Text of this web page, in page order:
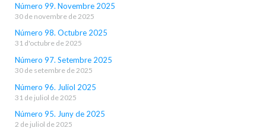
Número 99. Novembre 2025
30 de novembre de 2025
Número 98. Octubre 2025
31 d'octubre de 2025
Número 97. Setembre 2025
30 de setembre de 2025
Número 96. Juliol 2025
31 de juliol de 2025
Número 95. Juny de 2025
2 de juliol de 2025